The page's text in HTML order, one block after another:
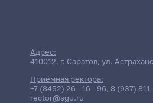
Адрес:
410012, г. Саратов, ул.
Приёмная ректора:
+7 (8452) 26 - 16 - 96, 8 (937)
rector@sgu.ru